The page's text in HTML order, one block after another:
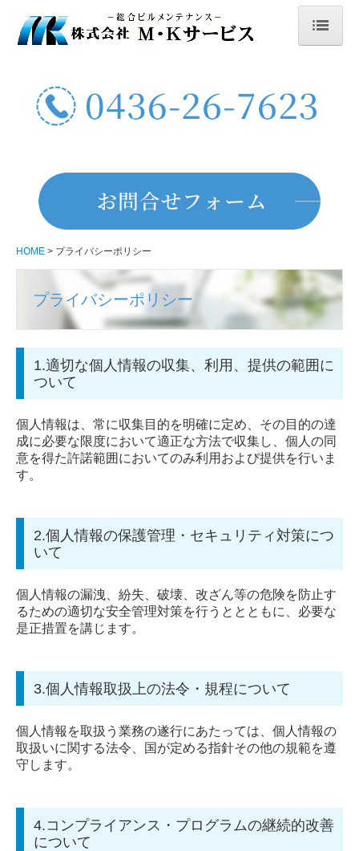
会社案内
募集要項（市原市五井）
お問合せ
清掃サービス
ホテル清掃・ベッドメイク
HOME プライバシーポリシー
プライバシーポリシー
1.適切な個人情報の収集、利用、提供の範囲に
ついて
個人情報は、常に収集目的を明確に定め、その目的の達
成に必要な限度において適正な方法で収集し、個人の同
意を得た許諾範囲においてのみ利用および提供を行いま
す。
2.個人情報の保護管理・セキュリティ対策につ
いて
個人情報の漏洩、紛失、破壊、改ざん等の危険を防止す
るための適切な安全管理対策を行うととともに、必要な
是正措置を講じます。
3.個人情報取扱上の法令・規程について
個人情報を取扱う業務の遂行にあたっては、個人情報の
取扱いに関する法令、国が定める指針その他の規範を遵
守します。
4.コンプライアンス・プログラムの継続的改善
について